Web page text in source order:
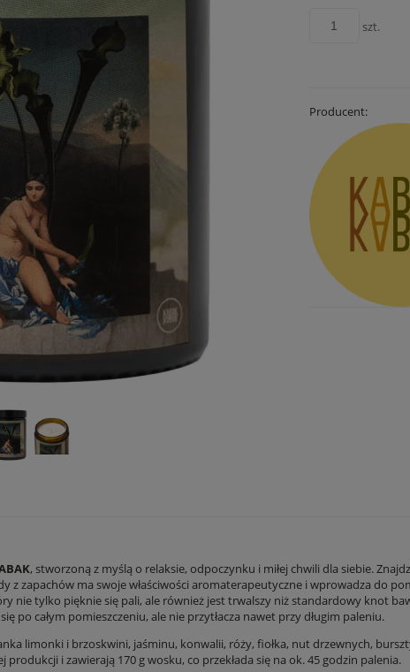
szt.
Producent:
, stworzoną z myślą o relaksie, odpoczynku i miłej chwili dla siebie.
z zapachów ma swoje właściwości aromaterapeutyczne i wprowadza do
nie tylko pięknie się pali, ale również jest trwalszy niż standardowy knot
po całym pomieszczeniu, ale nie przytłacza nawet przy długim paleniu.
limonki i brzoskwini, jaśminu, konwalii, róży, fiołka, nut drzewnych,
produkcji i zawierają 170 g wosku, co przekłada się na ok. 45 godzin palenia.